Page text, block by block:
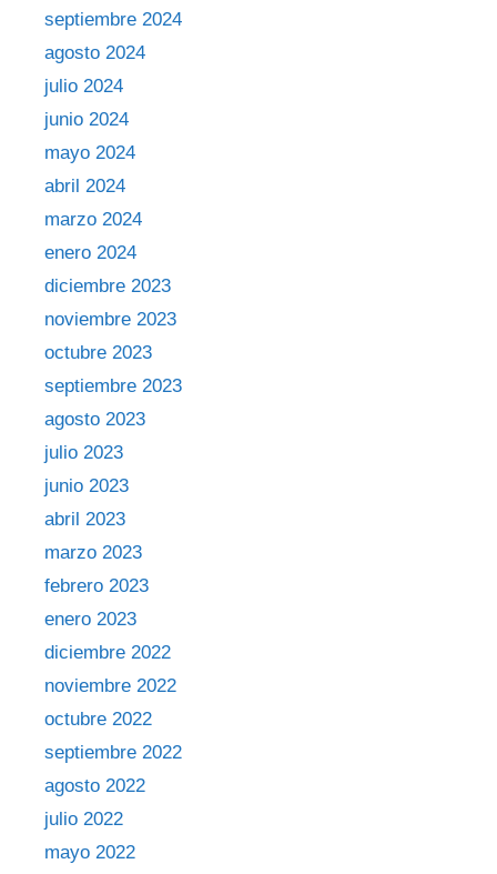
septiembre 2024
agosto 2024
julio 2024
junio 2024
mayo 2024
abril 2024
marzo 2024
enero 2024
diciembre 2023
noviembre 2023
octubre 2023
septiembre 2023
agosto 2023
julio 2023
junio 2023
abril 2023
marzo 2023
febrero 2023
enero 2023
diciembre 2022
noviembre 2022
octubre 2022
septiembre 2022
agosto 2022
julio 2022
mayo 2022